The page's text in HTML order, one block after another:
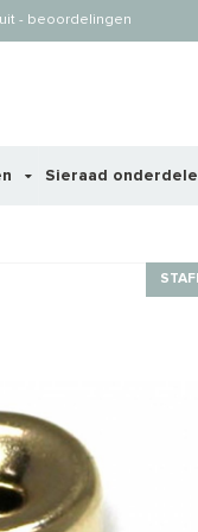
uit - beoordelingen
Sieraad